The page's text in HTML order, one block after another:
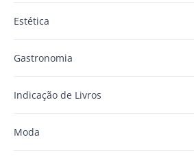
Estética
Gastronomia
Indicação de Livros
Moda